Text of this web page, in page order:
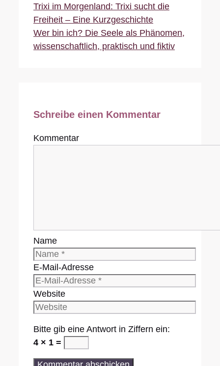
Trixi im Morgenland: Trixi sucht die
Freiheit – Eine Kurzgeschichte
Wer bin ich? Die Seele als Phänomen,
wissenschaftlich, praktisch und fiktiv
Schreibe einen Kommentar
Kommentar
Name
E-Mail-Adresse
Website
Bitte gib eine Antwort in Ziffern ein:
4 × 1 =